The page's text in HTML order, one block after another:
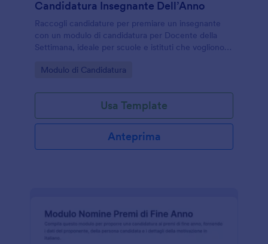
Candidatura Insegnante Dell’Anno
Raccogli candidature per premiare un insegnante
con un modulo di candidatura per Docente della
Settimana, ideale per scuole e istituti che vogliono
dati e nella valutazione interna.
Go to Category:
Modulo di Candidatura
Usa Template
Anteprima